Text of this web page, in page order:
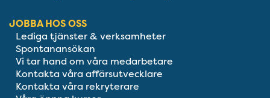
JOBBA HOS OSS
Lediga tjänster & verksamheter
Spontanansökan
Vi tar hand om våra medarbetare
Kontakta våra affärsutvecklare
Kontakta våra rekryterare